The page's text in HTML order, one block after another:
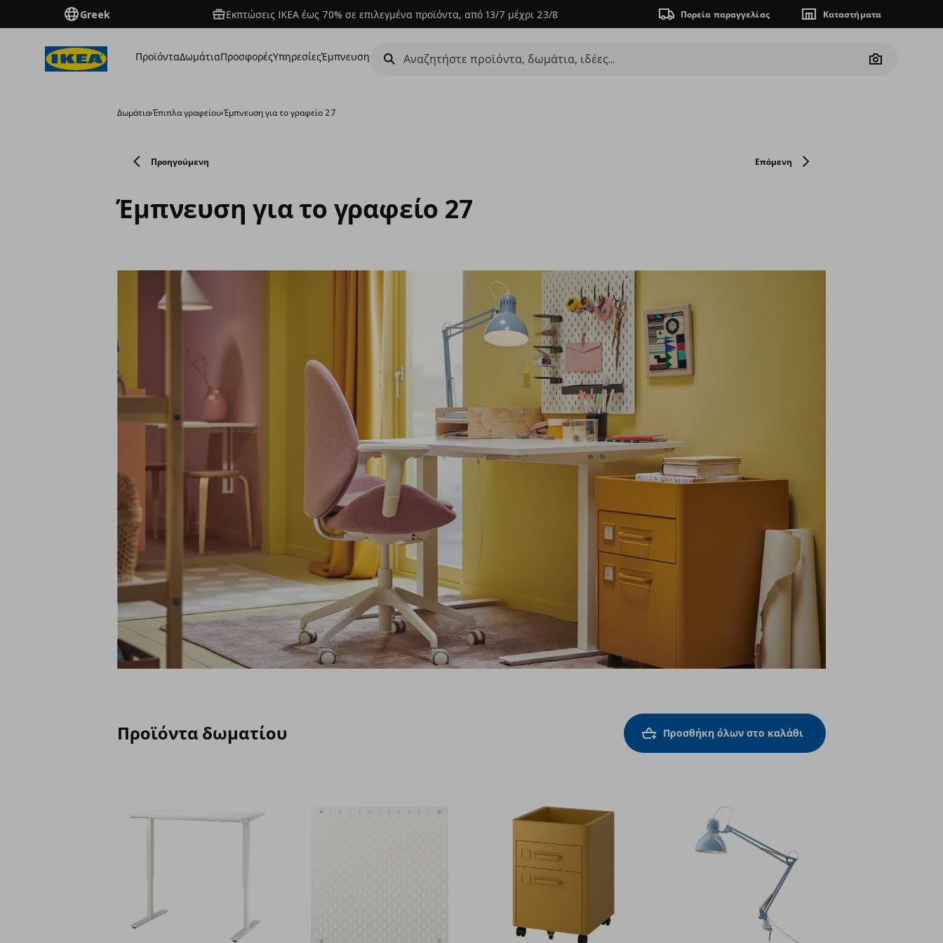
Greek Εκπτώσεις IKEA έως 70% σε επιλεγμένα προϊόντα, από 13/7 μέχρι 23/8 Πορεία παραγγελίας Καταστήματα
ΠροϊόνταΔωμάτιαΠροσφορέςΥπηρεσίεςΈμπνευση
Camera
Δωμάτια›Έπιπλα γραφείου›Έμπνευση για το γραφείο 27
Προηγούμενη Επόμενη
Έμπνευση για το γραφείο 27
Προϊόντα δωματίου Προσθήκη όλων στο καλάθι